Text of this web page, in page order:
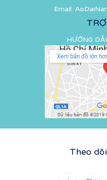
Email:
HƯỚNG
Theo